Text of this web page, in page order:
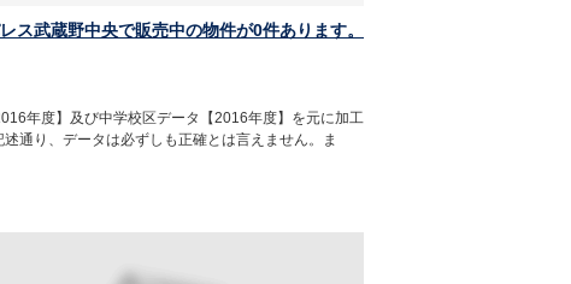
ス武蔵野中央で販売中の物件が0件あります。
年度】及び中学校区データ【2016年度】を元に加工
通り、データは必ずしも正確とは言えません。ま